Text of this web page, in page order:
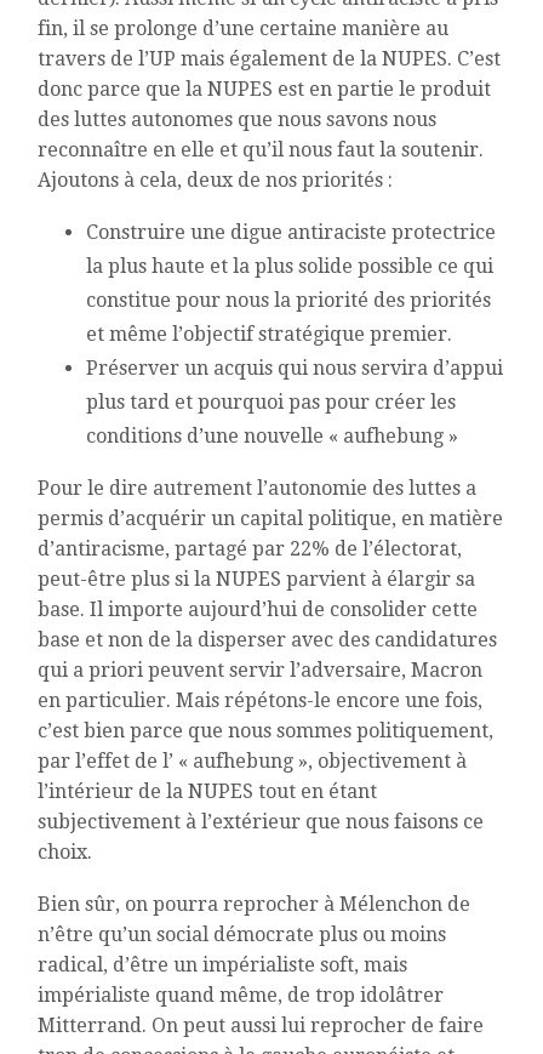
fin, il se prolonge d’une certaine manière au
travers de l’UP mais également de la NUPES. C’est
donc parce que la NUPES est en partie le produit
des luttes autonomes que nous savons nous
reconnaître en elle et qu’il nous faut la soutenir.
Ajoutons à cela, deux de nos priorités :
Construire une digue antiraciste protectrice
la plus haute et la plus solide possible ce qui
constitue pour nous la priorité des priorités
et même l’objectif stratégique premier.
Préserver un acquis qui nous servira d’appui
plus tard et pourquoi pas pour créer les
conditions d’une nouvelle « aufhebung »
Pour le dire autrement l’autonomie des luttes a
permis d’acquérir un capital politique, en matière
d’antiracisme, partagé par 22% de l’électorat,
peut-être plus si la NUPES parvient à élargir sa
base. Il importe aujourd’hui de consolider cette
base et non de la disperser avec des candidatures
qui a priori peuvent servir l’adversaire, Macron
en particulier. Mais répétons-le encore une fois,
c’est bien parce que nous sommes politiquement,
par l’effet de l’ « aufhebung », objectivement à
l’intérieur de la NUPES tout en étant
subjectivement à l’extérieur que nous faisons ce
choix.
Bien sûr, on pourra reprocher à Mélenchon de
n’être qu’un social démocrate plus ou moins
radical, d’être un impérialiste soft, mais
impérialiste quand même, de trop idolâtrer
Mitterrand. On peut aussi lui reprocher de faire